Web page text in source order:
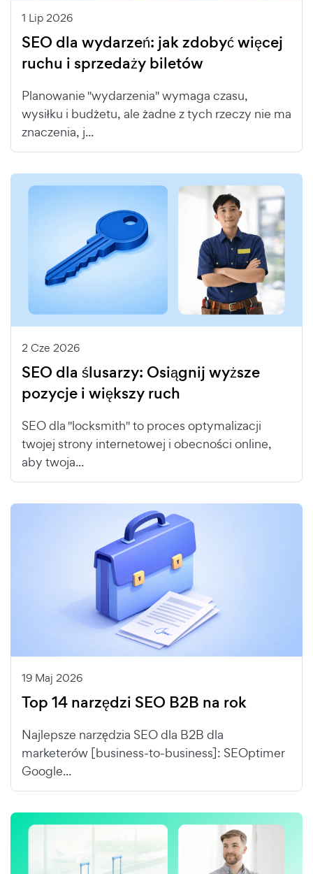
1 Lip 2026
SEO dla wydarzeń: jak zdobyć więcej
ruchu i sprzedaży biletów
Planowanie "wydarzenia" wymaga czasu,
wysiłku i budżetu, ale żadne z tych rzeczy nie ma
znaczenia, j...
2 Cze 2026
SEO dla ślusarzy: Osiągnij wyższe
pozycje i większy ruch
SEO dla "locksmith" to proces optymalizacji
twojej strony internetowej i obecności online,
aby twoja...
19 Maj 2026
Top 14 narzędzi SEO B2B na rok
Najlepsze narzędzia SEO dla B2B dla
marketerów [business-to-business]: SEOptimer
Google...